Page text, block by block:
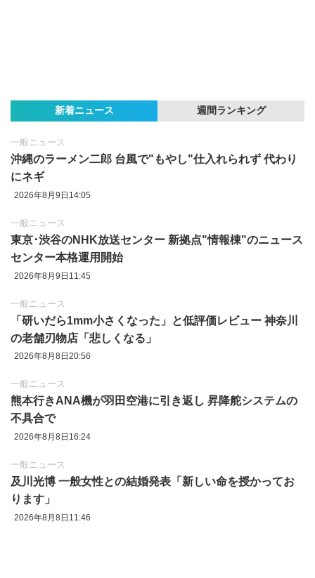
新着ニュース 週間ランキング
一般ニュース
沖縄のラーメン二郎 台風で"もやし"仕入れられず 代わり
にネギ
2026年8月9日14:05
一般ニュース
東京‪･‬渋谷のNHK放送センター 新拠点"情報棟"のニュース
センター本格運用開始
2026年8月9日11:45
一般ニュース
「研いだら1mm小さくなった」と低評価レビュー 神奈川
の老舗刃物店「悲しくなる」
2026年8月8日20:56
一般ニュース
熊本行きANA機が羽田空港に引き返し 昇降舵システムの
不具合で
2026年8月8日16:24
一般ニュース
及川光博 一般女性との結婚発表「新しい命を授かってお
ります」
2026年8月8日11:46